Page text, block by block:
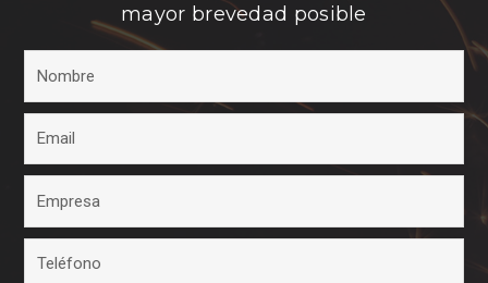
mayor brevedad posible